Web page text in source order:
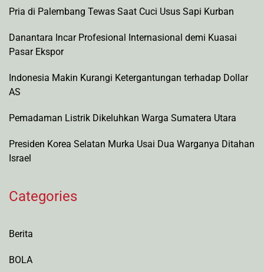
Pria di Palembang Tewas Saat Cuci Usus Sapi Kurban
Danantara Incar Profesional Internasional demi Kuasai
Pasar Ekspor
Indonesia Makin Kurangi Ketergantungan terhadap Dollar
AS
Pemadaman Listrik Dikeluhkan Warga Sumatera Utara
Presiden Korea Selatan Murka Usai Dua Warganya Ditahan
Israel
Categories
Berita
BOLA